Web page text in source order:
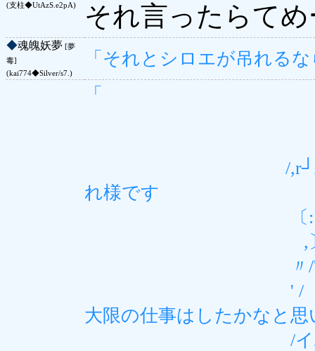
(支柱◆UtAzS.e2pA)
それ言ったらて
◆魂魄妖夢 [夢
毒]
(kai774◆Silver/s7.)
「それとシロエが吊れる
「 }
/,r┘二:ﾆ:::
れ様です
〔:: :
,〕:ィフi/ ,
〃/' / ｉ /
' / ,ｲ : !ハ
大限の仕事はしたかなと思
/イハ!.